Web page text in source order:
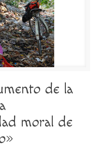
de la
moral de